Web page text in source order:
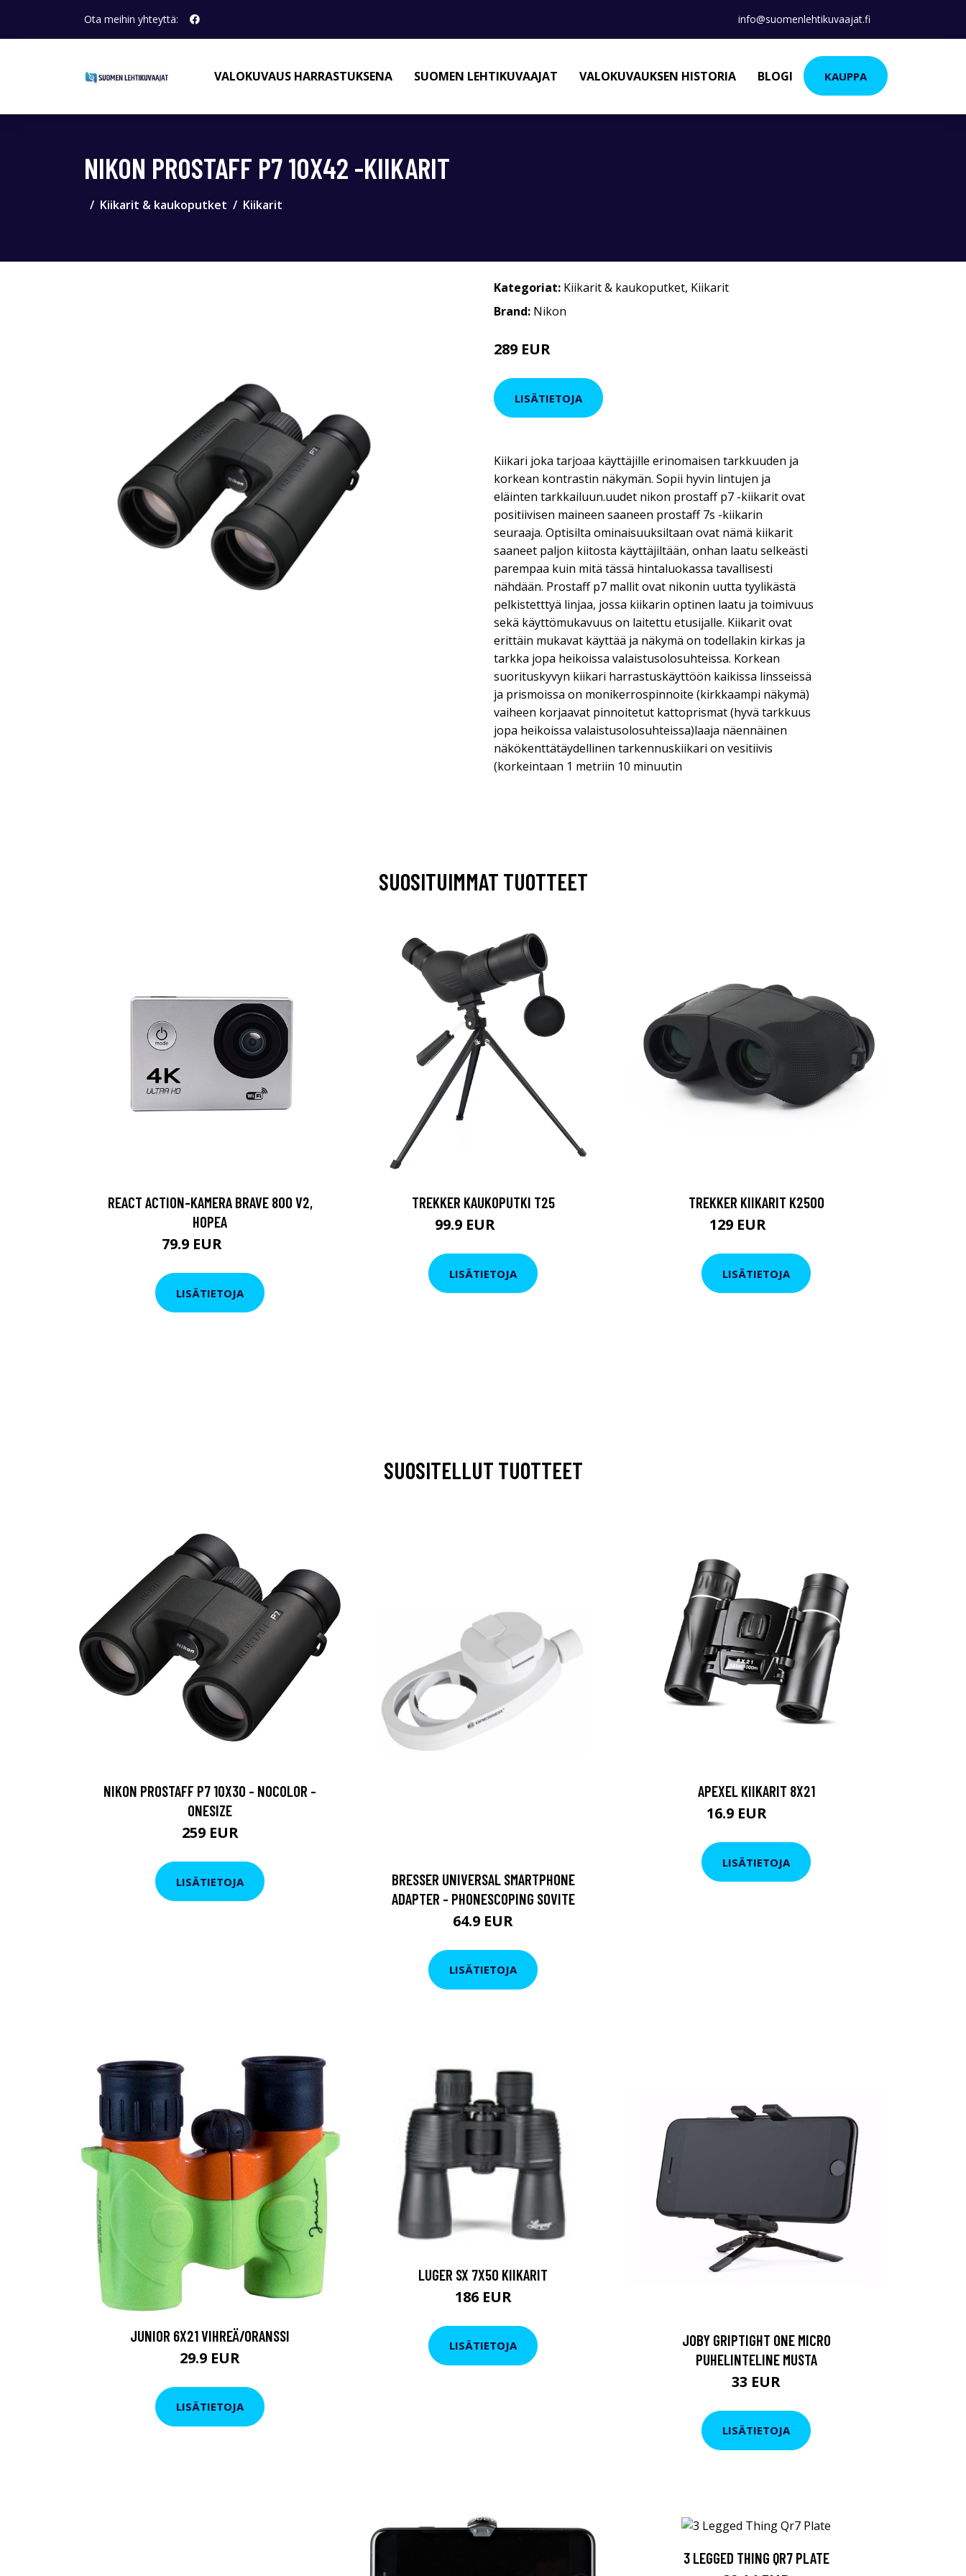
Ota meihin yhteyttä: info@suomenlehtikuvaajat.fi
VALOKUVAUS HARRASTUKSENA SUOMEN LEHTIKUVAAJAT VALOKUVAUKSEN HISTORIA BLOGI KAUPPA
NIKON PROSTAFF P7 10X42 -KIIKARIT
Kiikarit & kaukoputket Kiikarit
Kategoriat: Kiikarit & kaukoputket, Kiikarit
Brand: Nikon
289 EUR
LISÄTIETOJA
Kiikari joka tarjoaa käyttäjille erinomaisen tarkkuuden ja
korkean kontrastin näkymän. Sopii hyvin lintujen ja
eläinten tarkkailuun.uudet nikon prostaff p7 -kiikarit ovat
positiivisen maineen saaneen prostaff 7s -kiikarin
seuraaja. Optisilta ominaisuuksiltaan ovat nämä kiikarit
saaneet paljon kiitosta käyttäjiltään, onhan laatu selkeästi
parempaa kuin mitä tässä hintaluokassa tavallisesti
nähdään. Prostaff p7 mallit ovat nikonin uutta tyylikästä
pelkistetttyä linjaa, jossa kiikarin optinen laatu ja toimivuus
sekä käyttömukavuus on laitettu etusijalle. Kiikarit ovat
erittäin mukavat käyttää ja näkymä on todellakin kirkas ja
tarkka jopa heikoissa valaistusolosuhteissa. Korkean
suorituskyvyn kiikari harrastuskäyttöön kaikissa linsseissä
ja prismoissa on monikerrospinnoite (kirkkaampi näkymä)
vaiheen korjaavat pinnoitetut kattoprismat (hyvä tarkkuus
jopa heikoissa valaistusolosuhteissa)laaja näennäinen
näkökenttätäydellinen tarkennuskiikari on vesitiivis
(korkeintaan 1 metriin 10 minuutin
SUOSITUIMMAT TUOTTEET
REACT ACTION-KAMERA BRAVE 800 V2,
HOPEA
79.9 EUR
LISÄTIETOJA
TREKKER KAUKOPUTKI T25
99.9 EUR
LISÄTIETOJA
TREKKER KIIKARIT K2500
129 EUR
LISÄTIETOJA
SUOSITELLUT TUOTTEET
NIKON PROSTAFF P7 10X30 - NOCOLOR -
ONESIZE
259 EUR
LISÄTIETOJA
BRESSER UNIVERSAL SMARTPHONE
ADAPTER - PHONESCOPING SOVITE
64.9 EUR
LISÄTIETOJA
APEXEL KIIKARIT 8X21
16.9 EUR
LISÄTIETOJA
JUNIOR 6X21 VIHREÄ/ORANSSI
29.9 EUR
LISÄTIETOJA
LUGER SX 7X50 KIIKARIT
186 EUR
LISÄTIETOJA
JOBY GRIPTIGHT ONE MICRO
PUHELINTELINE MUSTA
33 EUR
LISÄTIETOJA
3 LEGGED THING QR7 PLATE